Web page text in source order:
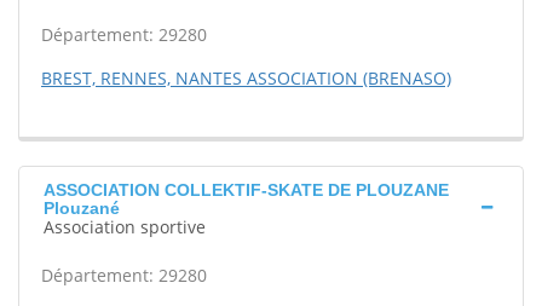
Département: 29280
BREST, RENNES, NANTES ASSOCIATION (BRENASO)
ASSOCIATION COLLEKTIF-SKATE DE PLOUZANE
Plouzané
Association sportive
Département: 29280